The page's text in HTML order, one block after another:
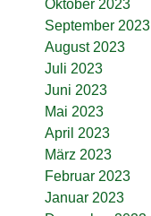
Oktober 2023
September 2023
August 2023
Juli 2023
Juni 2023
Mai 2023
April 2023
März 2023
Februar 2023
Januar 2023